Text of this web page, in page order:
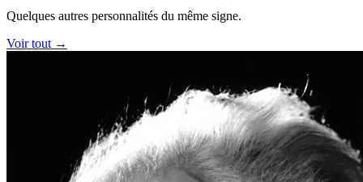
Quelques autres personnalités du même signe.
Voir tout →